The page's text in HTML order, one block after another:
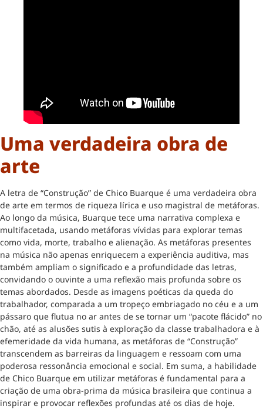
Uma verdadeira obra de
arte
A letra de “Construção” de Chico Buarque é uma verdadeira obra
de arte em termos de riqueza lírica e uso magistral de metáforas.
Ao longo da música, Buarque tece uma narrativa complexa e
multifacetada, usando metáforas vívidas para explorar temas
como vida, morte, trabalho e alienação. As metáforas presentes
na música não apenas enriquecem a experiência auditiva, mas
também ampliam o significado e a profundidade das letras,
convidando o ouvinte a uma reflexão mais profunda sobre os
temas abordados. Desde as imagens poéticas da queda do
trabalhador, comparada a um tropeço embriagado no céu e a um
pássaro que flutua no ar antes de se tornar um “pacote flácido” no
chão, até as alusões sutis à exploração da classe trabalhadora e à
efemeridade da vida humana, as metáforas de “Construção”
transcendem as barreiras da linguagem e ressoam com uma
poderosa ressonância emocional e social. Em suma, a habilidade
de Chico Buarque em utilizar metáforas é fundamental para a
criação de uma obra-prima da música brasileira que continua a
inspirar e provocar reflexões profundas até os dias de hoje.